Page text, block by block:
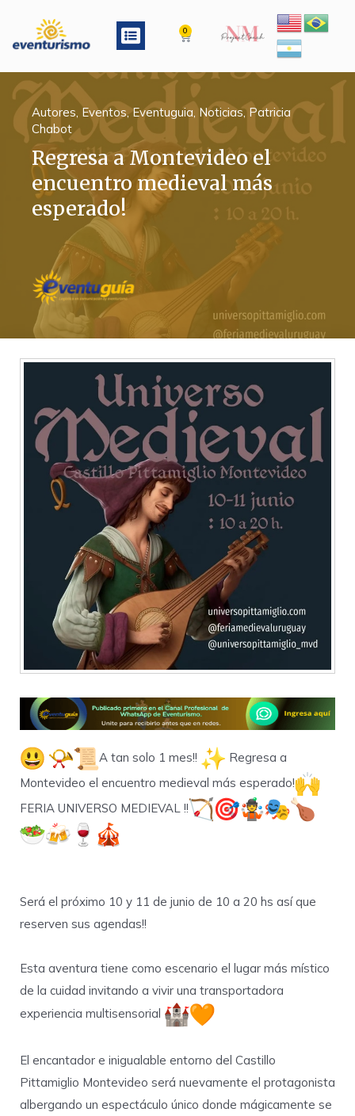
contenido
Menu 0 Cart
Autores, Eventos,Eventuguia, Noticias, Patricia
Chabot
Regresa a Montevideo el
encuentro medieval más
esperado!
A tan solo 1 mes!!
Regresa a
Montevideo el encuentro medieval más esperado!
FERIA UNIVERSO MEDIEVAL !!
Será el próximo 10 y 11 de junio de 10 a 20 hs así que
reserven sus agendas!!
Esta aventura tiene como escenario el lugar más místico
de la cuidad invitando a vivir una transportadora
experiencia multisensorial
El encantador e inigualable entorno del Castillo
Pittamiglio Montevideo será nuevamente el protagonista
albergando un espectáculo único donde mágicamente se